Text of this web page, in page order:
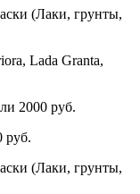
(Лаки, грунты,
Lada Granta,
2000 руб.
руб.
(Лаки, грунты,